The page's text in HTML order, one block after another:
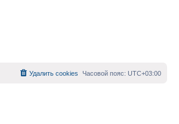
Часовой пояс: UTC+03:00
Удалить cookies